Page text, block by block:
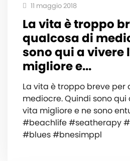
11 maggio 2018
La vita è troppo
qualcosa di
sono qui a vivere
migliore e...
La vita è troppo breve per
mediocre. Quindi sono
vita migliore e ne sono
#beachlife #seatherapy
#blues #bnesimppl